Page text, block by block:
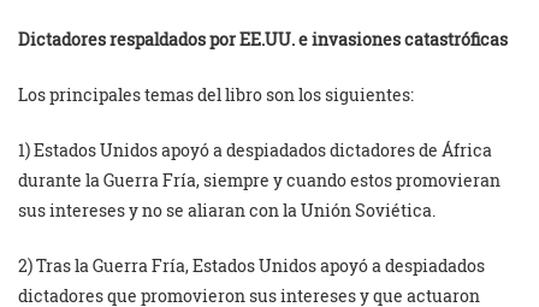
Dictadores respaldados por EE.UU. e invasiones catastróficas
Los principales temas del libro son los siguientes:
1) Estados Unidos apoyó a despiadados dictadores de África
durante la Guerra Fría, siempre y cuando estos promovieran
sus intereses y no se aliaran con la Unión Soviética.
2) Tras la Guerra Fría, Estados Unidos apoyó a despiadados
dictadores que promovieron sus intereses y que actuaron